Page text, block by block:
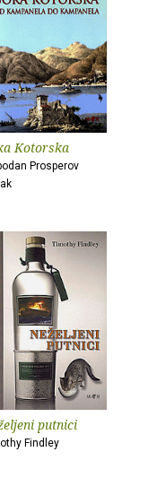
Kotorska
Prosperov
putnici
Findley